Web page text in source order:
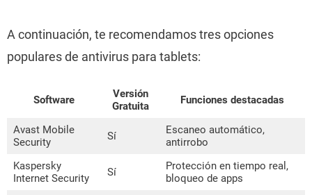
A continuación, te recomendamos tres opciones
populares de antivirus para tablets:
Software
Versión
Gratuita
Funciones destacadas
Avast Mobile
Security
Sí
Escaneo automático,
antirrobo
Kaspersky
Internet Security
Sí
Protección en tiempo real,
bloqueo de apps